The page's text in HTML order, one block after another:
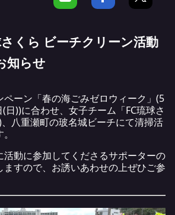
くら ビーチクリーン活動
知らせ
ーン「春の海ごみゼロウィーク」(5
日))に合わせ、女子チーム「FC琉球さ
八重瀬町の玻名城ビーチにて清掃活
活動に参加してくださるサポーターの
ますので、お誘いあわせの上ぜひご参